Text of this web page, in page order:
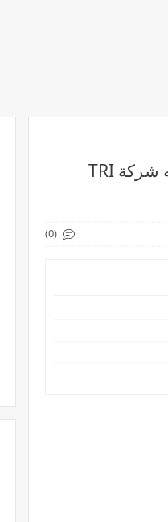
في سباق مع الزمن هاتف خارق وبمواصفات خيالية هذا ما اعلنت عنه شركة TRI
(0)